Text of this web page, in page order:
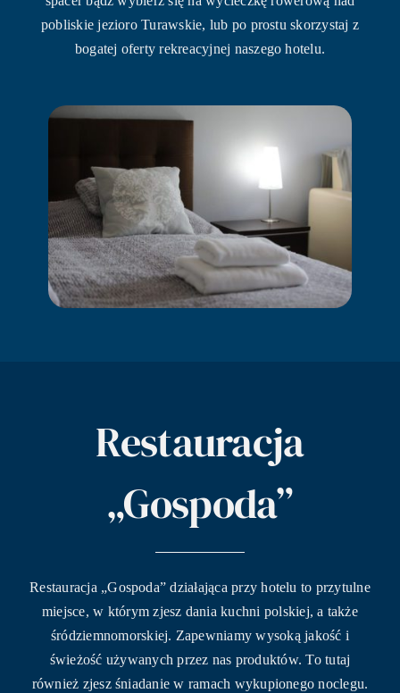
pobliskie jezioro Turawskie, lub po prostu skorzystaj z
bogatej oferty rekreacyjnej naszego hotelu.
Restauracja
„Gospoda”
Restauracja „Gospoda” działająca przy hotelu to przytulne
miejsce, w którym zjesz dania kuchni polskiej, a także
śródziemnomorskiej. Zapewniamy wysoką jakość i
świeżość używanych przez nas produktów. To tutaj
również zjesz śniadanie w ramach wykupionego noclegu.